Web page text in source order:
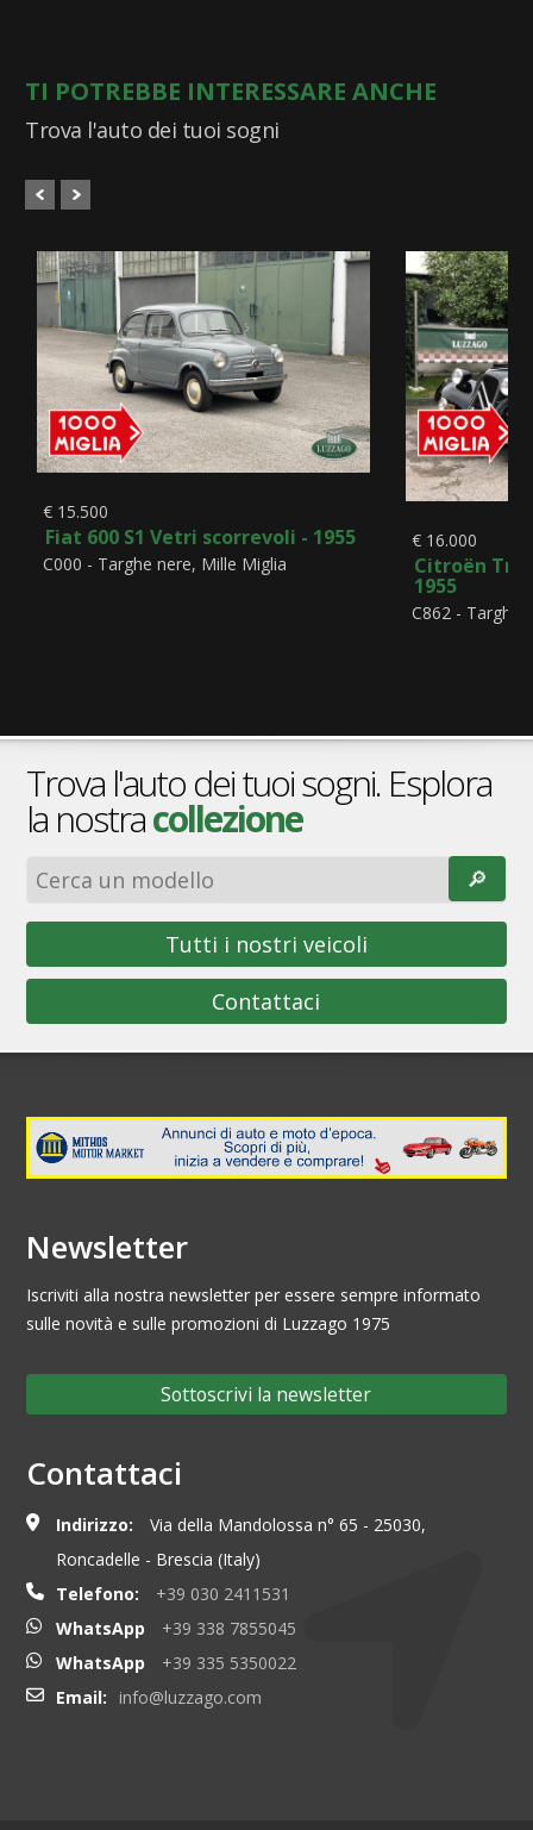
TI POTREBBE INTERESSARE ANCHE
Trova l'auto dei tuoi sogni
€ 15.500
Fiat 600 S1 Vetri scorrevoli - 1955
C000 - Targhe nere, Mille Miglia
€ 16.000
Citroën
1955
C862 - Targhe
Trova l'auto dei tuoi sogni. Esplora
la nostracollezione
🔎︎
Tutti i nostri veicoli
Contattaci
Newsletter
Iscriviti alla nostra newsletter per essere sempre informato
sulle novità e sulle promozioni di Luzzago 1975
Sottoscrivi la newsletter
Contattaci
Indirizzo:
Via della Mandolossa n° 65 - 25030,
Roncadelle - Brescia (Italy)
Telefono:
+39 030 2411531
WhatsApp
+39 338 7855045
WhatsApp
+39 335 5350022
Email:
info@luzzago.com